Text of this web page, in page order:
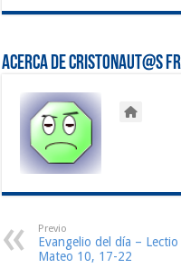
Acerca de Cristonaut@s
Previo
Evangelio del día – Lectio
Mateo 10, 17-22